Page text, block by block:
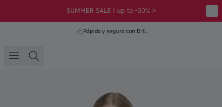
SUMMER SALE | up to -60% >
Rápido y seguro con DHL